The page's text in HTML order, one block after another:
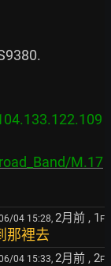
M.17
04 15:28, 2月前 , 1 F
那裡去
04 15:33, 2月前 , 2F